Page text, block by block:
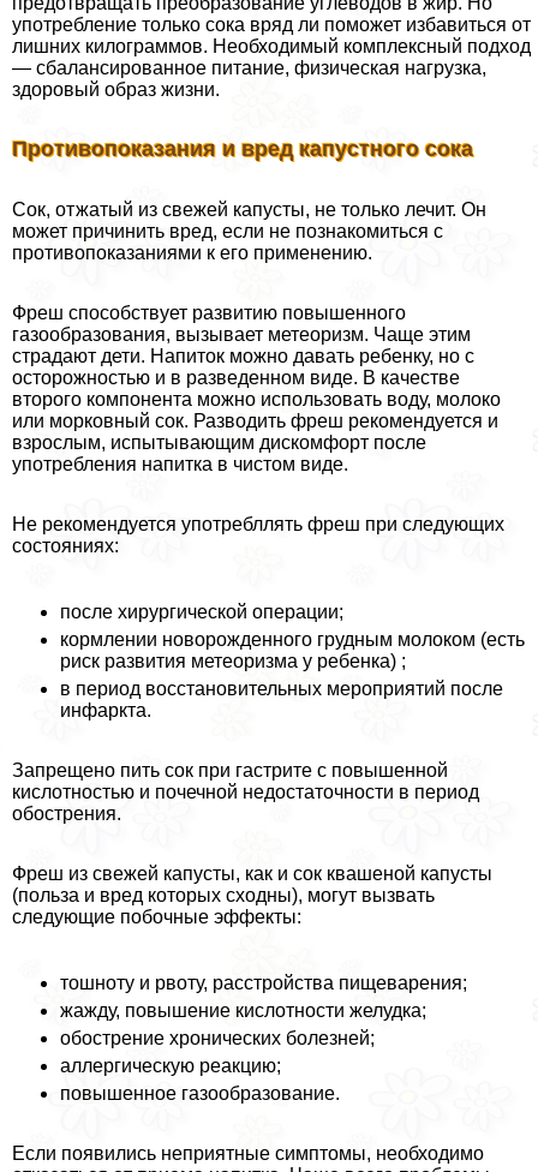
употрeбление только сока вряд ли поможет избавиться от
лишних килограммов. Необходимый комплексный подход
— сбалансированное питание, физическая нагрузка,
здоровый образ жизни.
Противопоказания и вред капустного сока
Сок, отжатый из свежей капусты, не только лечит. Он
может причинить вред, если не познакомиться с
противопоказаниями к его применению.
Фреш способствует развитию повышенного
газообразования, вызывает метеоризм. Чаще этим
страдают дети. Напиток можно давать ребенку, но с
осторожностью и в разведенном виде. В качестве
второго компонента можно использовать воду, молоко
или морковный сок. Разводить фреш рекомендуется и
взрослым, испытывающим дискомфорт после
употрeбления напитка в чистом виде.
Не рекомендуется употрeбллять фреш при следующих
состояниях:
после хирургической операции;
кормлении новорожденного грудным молоком (есть
риск развития метеоризма у ребенка) ;
в период восстановительных мероприятий после
инфаркта.
Запрещено пить сок при гастрите с повышенной
кислотностью и почечной недостаточности в период
обострения.
Фреш из свежей капусты, как и сок квашеной капусты
(польза и вред которых сходны), могут вызвать
следующие побочные эффекты:
тошноту и рвоту, расстройства пищеварения;
жажду, повышение кислотности желудка;
обострение хронических болезней;
аллергическую реакцию;
повышенное газообразование.
Если появились неприятные симптомы, необходимо